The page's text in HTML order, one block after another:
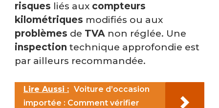
risques liés aux compteurs
kilométriques modifiés ou aux
problèmes de TVA non réglée. Une
inspection technique approfondie est
par ailleurs recommandée.
Lire Aussi : Voiture d’occasion
importée : Comment vérifier